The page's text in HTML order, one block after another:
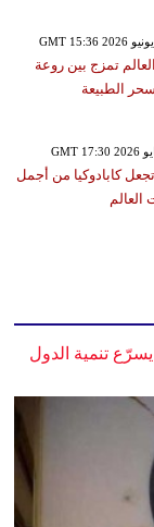
تمزج بين روعة
الطبيعة
كابادوكيا من أجمل
العالم
تنمية الدول